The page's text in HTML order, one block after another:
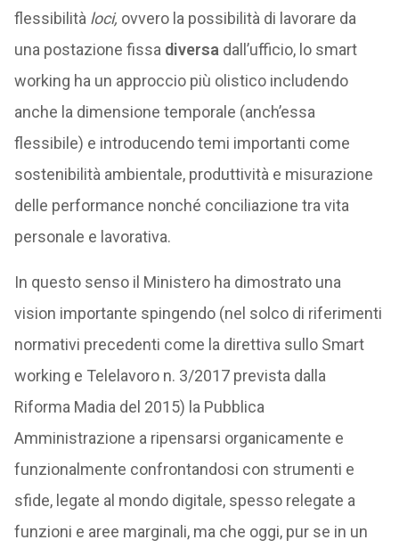
flessibilità loci, ovvero la possibilità di lavorare da
una postazione fissa diversa dall’ufficio, lo smart
working ha un approccio più olistico includendo
anche la dimensione temporale (anch’essa
flessibile) e introducendo temi importanti come
sostenibilità ambientale, produttività e misurazione
delle performance nonché conciliazione tra vita
personale e lavorativa.
In questo senso il Ministero ha dimostrato una
vision importante spingendo (nel solco di riferimenti
normativi precedenti come la direttiva sullo Smart
working e Telelavoro n. 3/2017 prevista dalla
Riforma Madia del 2015) la Pubblica
Amministrazione a ripensarsi organicamente e
funzionalmente confrontandosi con strumenti e
sfide, legate al mondo digitale, spesso relegate a
funzioni e aree marginali, ma che oggi, pur se in un